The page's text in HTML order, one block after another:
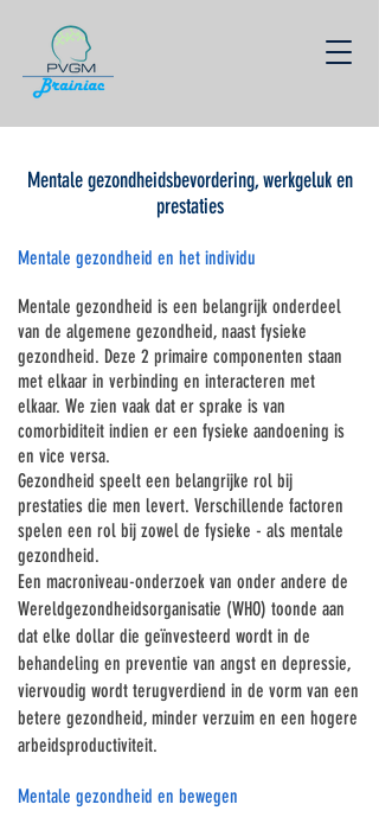
Mentale gezondheidsbevordering, werkgeluk en
prestaties
Mentale gezondheid en het individu
Mentale gezondheid is een belangrijk onderdeel
van de algemene gezondheid, naast fysieke
gezondheid. Deze 2 primaire componenten staan
met elkaar in verbinding en interacteren met
elkaar. We zien vaak dat er sprake is van
comorbiditeit indien er een fysieke aandoening is
en vice versa.
Gezondheid speelt een belangrijke rol bij
prestaties die men levert. Verschillende factoren
spelen een rol bij zowel de fysieke - als mentale
gezondheid.
Een macroniveau-onderzoek van onder andere de
Wereldgezondheidsorganisatie (WHO) toonde aan
dat elke dollar die geïnvesteerd wordt in de
behandeling en preventie van angst en depressie,
viervoudig wordt terugverdiend in de vorm van een
betere gezondheid, minder verzuim en een hogere
arbeidsproductiviteit.
Mentale gezondheid en bewegen